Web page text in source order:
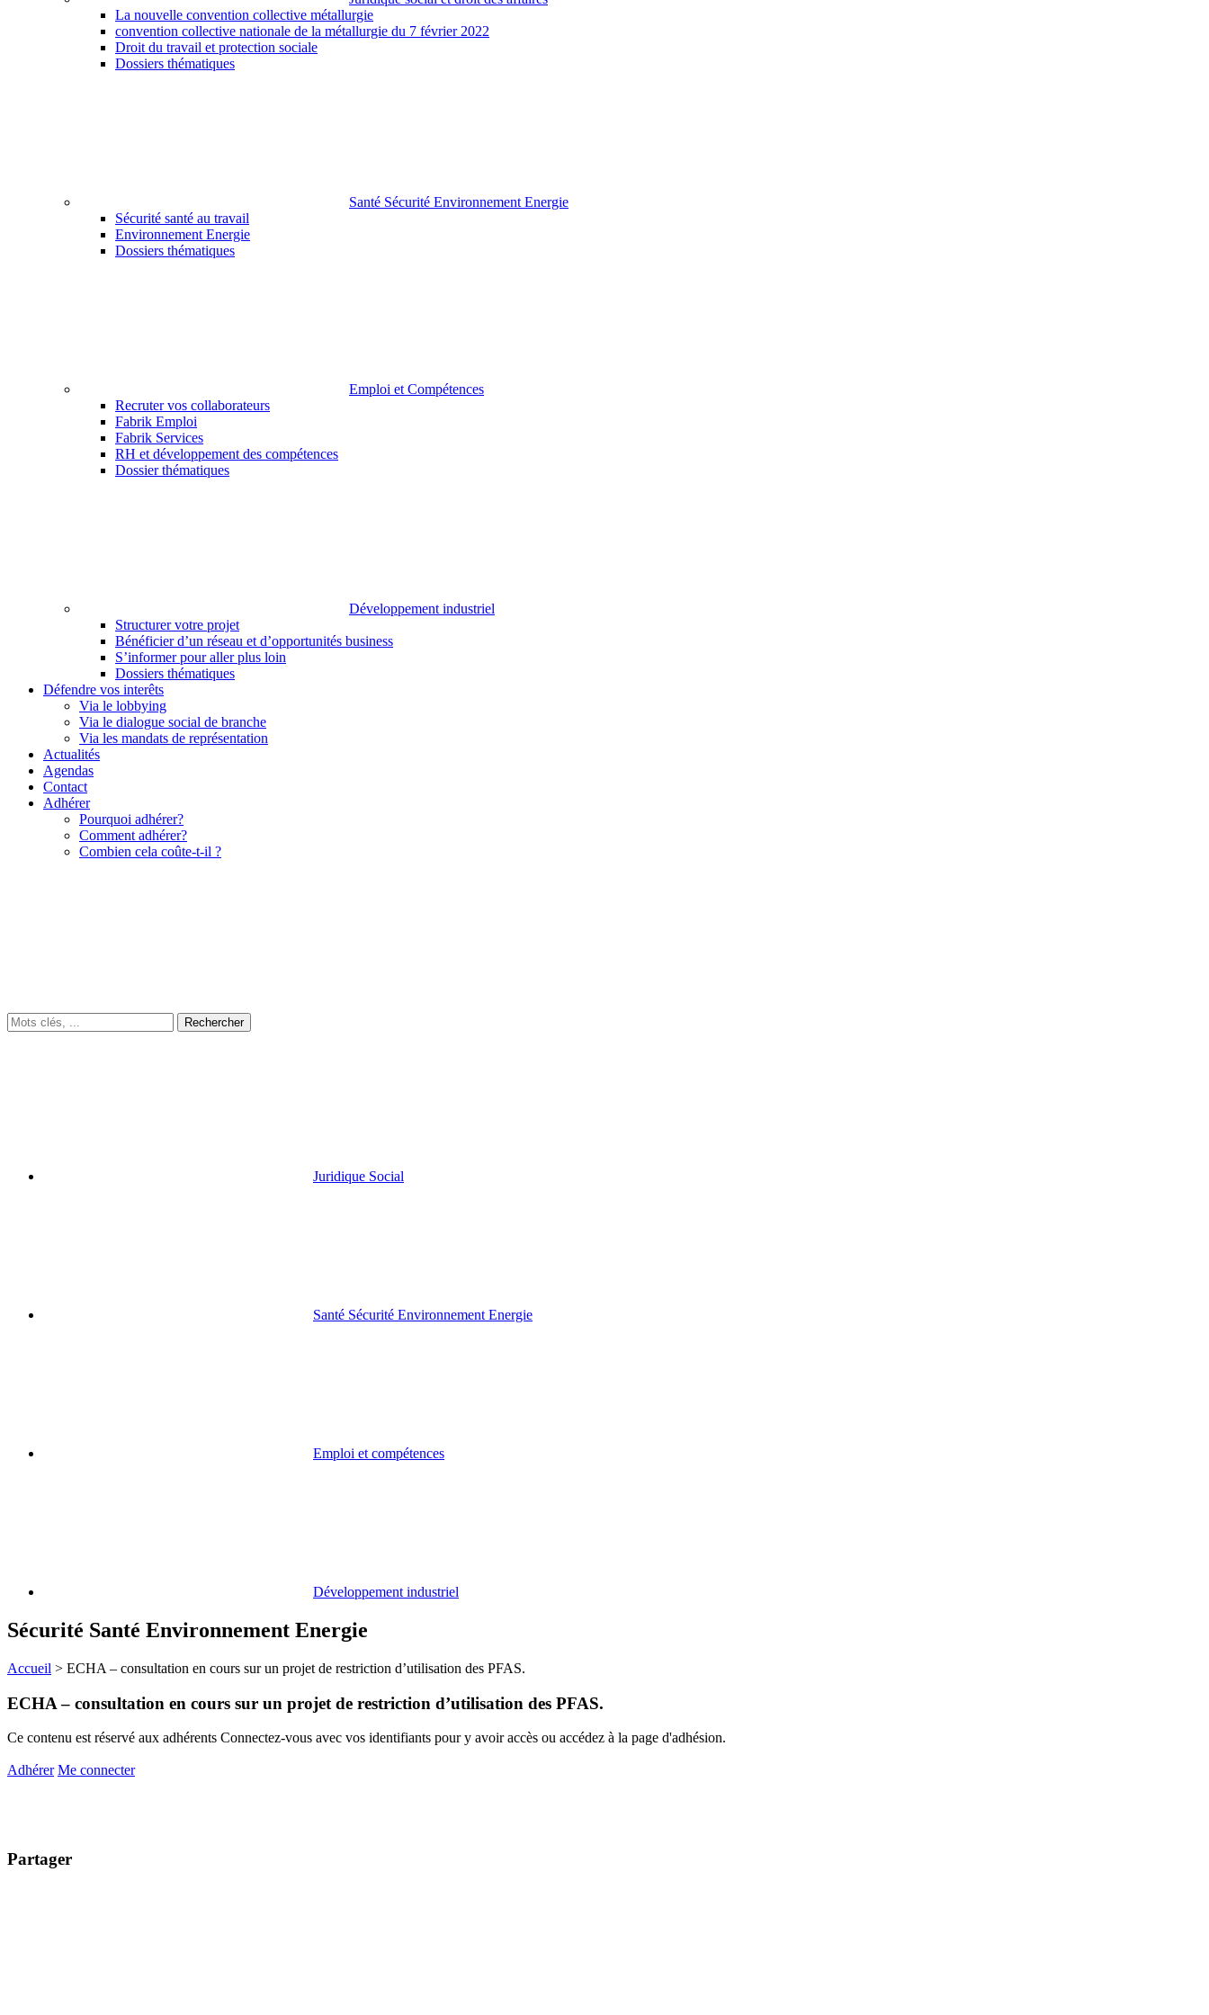
La nouvelle convention collective métallurgie
convention collective nationale de la métallurgie du 7 février 2022
Droit du travail et protection sociale
Dossiers thématiques
Santé Sécurité Environnement Energie
Sécurité santé au travail
Environnement Energie
Dossiers thématiques
Emploi et Compétences
Recruter vos collaborateurs
Fabrik Emploi
Fabrik Services
RH et développement des compétences
Dossier thématiques
Développement industriel
Structurer votre projet
Bénéficier d’un réseau et d’opportunités business
S’informer pour aller plus loin
Dossiers thématiques
Défendre vos interêts
Via le lobbying
Via le dialogue social de branche
Via les mandats de représentation
Actualités
Agendas
Contact
Adhérer
Pourquoi adhérer?
Comment adhérer?
Combien cela coûte-t-il ?
Juridique Social
Santé Sécurité Environnement Energie
Emploi et compétences
Développement industriel
Sécurité Santé Environnement Energie
Accueil > ECHA – consultation en cours sur un projet de restriction d’utilisation des PFAS.
ECHA – consultation en cours sur un projet de restriction d’utilisation des PFAS.
Ce contenu est réservé aux adhérents Connectez-vous avec vos identifiants pour y avoir accès ou accédez à la page d'adhésion.
Adhérer Me connecter
Partager